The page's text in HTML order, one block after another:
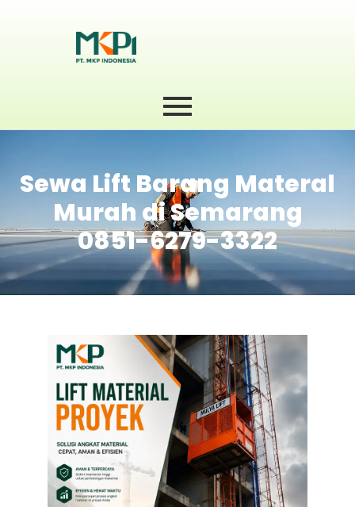
Sewa Lift Barang Materal
Murah di Semarang
0851-6279-3322